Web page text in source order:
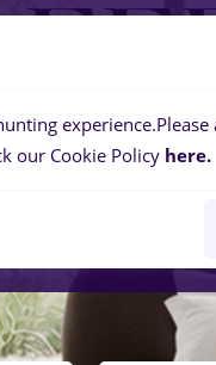
experience.
our Cookie Policy here.